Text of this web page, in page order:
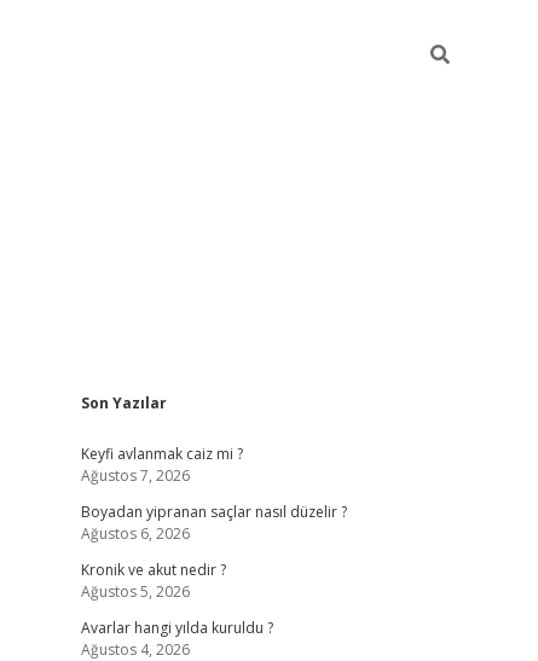
Sidebar
Son Yazılar
Keyfi avlanmak caiz mi ?
Ağustos 7, 2026
Boyadan yipranan saçlar nasıl düzelir ?
Ağustos 6, 2026
Kronik ve akut nedir ?
Ağustos 5, 2026
Avarlar hangi yılda kuruldu ?
Ağustos 4, 2026